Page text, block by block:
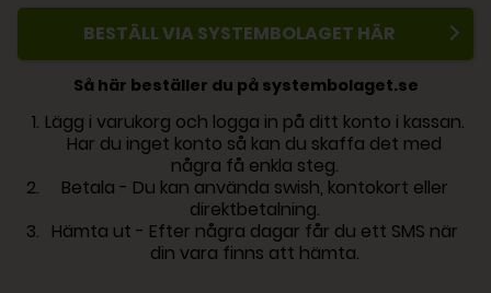
BESTÄLL VIA SYSTEMBOLAGET HÄR
Så här beställer du på systembolaget.se
Lägg i varukorg och logga in på ditt konto i kassan.
Har du inget konto så kan du skaffa det med
några få enkla steg.
Betala - Du kan använda swish, kontokort eller
direktbetalning.
Hämta ut - Efter några dagar får du ett SMS när
din vara finns att hämta.